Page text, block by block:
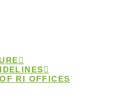
RI OFFICES
Bundestag